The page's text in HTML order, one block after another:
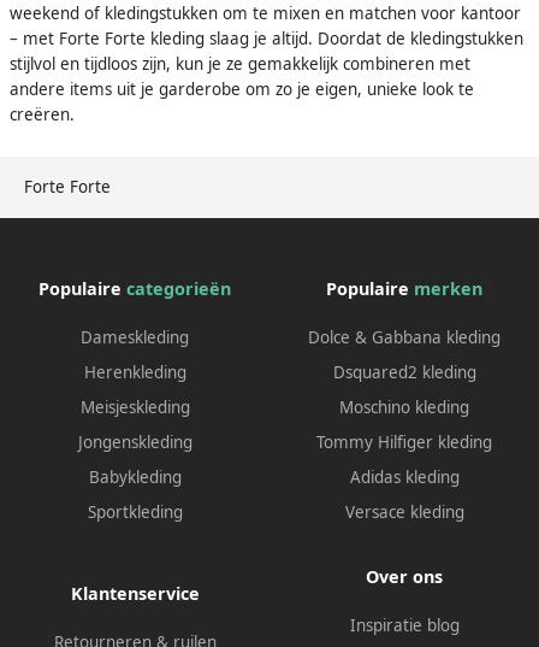
Forte Forte
weekend of kledingstukken om te mixen en matchen voor kantoor
– met Forte Forte kleding slaag je altijd. Doordat de kledingstukken
stijlvol en tijdloos zijn, kun je ze gemakkelijk combineren met
andere items uit je garderobe om zo je eigen, unieke look te
creëren.
Populaire categorieën
Dameskleding
Herenkleding
Meisjeskleding
Jongenskleding
Babykleding
Sportkleding
Populaire merken
Dolce & Gabbana kleding
Dsquared2 kleding
Moschino kleding
Tommy Hilfiger kleding
Adidas kleding
Versace kleding
Klantenservice
Retourneren & ruilen
Over ons
Inspiratie blog